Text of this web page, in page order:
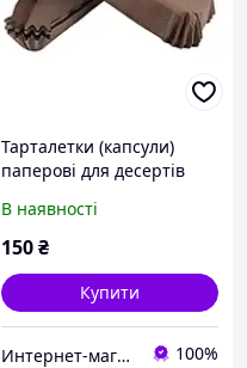
Тарталетки (капсули)
паперові для десертів
В наявності
150₴
Купити
Интернет-магазин "Повар, пекарь и кондитер" 100%